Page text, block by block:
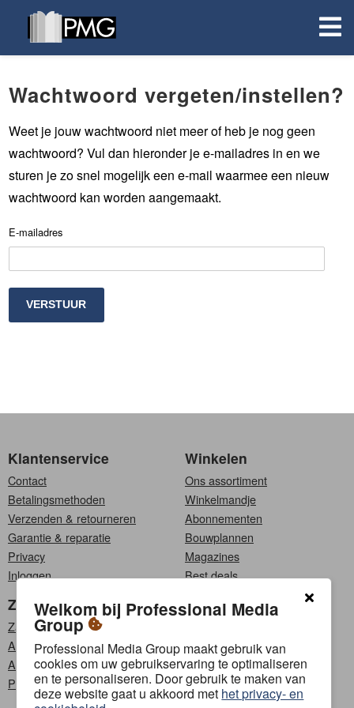
Wachtwoord vergeten/instellen?
Weet je jouw wachtwoord niet meer of heb je nog geen
wachtwoord? Vul dan hieronder je e-mailadres in en we
sturen je zo snel mogelijk een e-mail waarmee een nieuw
wachtwoord kan worden aangemaakt.
E-mailadres
VERSTUUR
Klantenservice
Contact
Betalingsmethoden
Verzenden & retourneren
Garantie & reparatie
Privacy
Inloggen
Winkelen
Ons assortiment
Winkelmandje
Abonnementen
Bouwplannen
Magazines
Best deals
Zakelijk
Zakelijke klanten
Affiliate programma
Adverteren
PMG Content Lab
Kies een taal
Français
Volg ons
Welkom bij Professional Media
Group
Professional Media Group maakt gebruik van
cookies om uw gebruikservaring te optimaliseren
en te personaliseren. Door gebruik te maken van
deze website gaat u akkoord met het privacy- en